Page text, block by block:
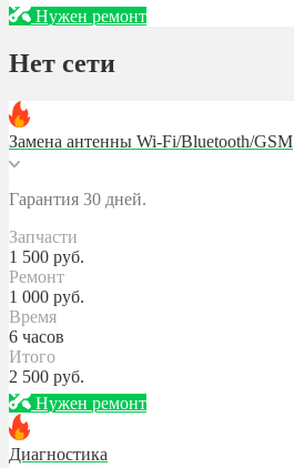
Нужен ремонт
Нет сети
Замена антенны Wi-Fi/Bluetooth/GSM
Гарантия 30 дней.
Запчасти
1 500 руб.
Ремонт
1 000 руб.
Время
6 часов
Итого
2 500 руб.
Нужен ремонт
Диагностика